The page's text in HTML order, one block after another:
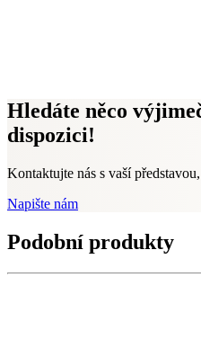
Hledáte něco
dispozici!
Kontaktujte nás s vaší
Napište nám
Podobní produkty